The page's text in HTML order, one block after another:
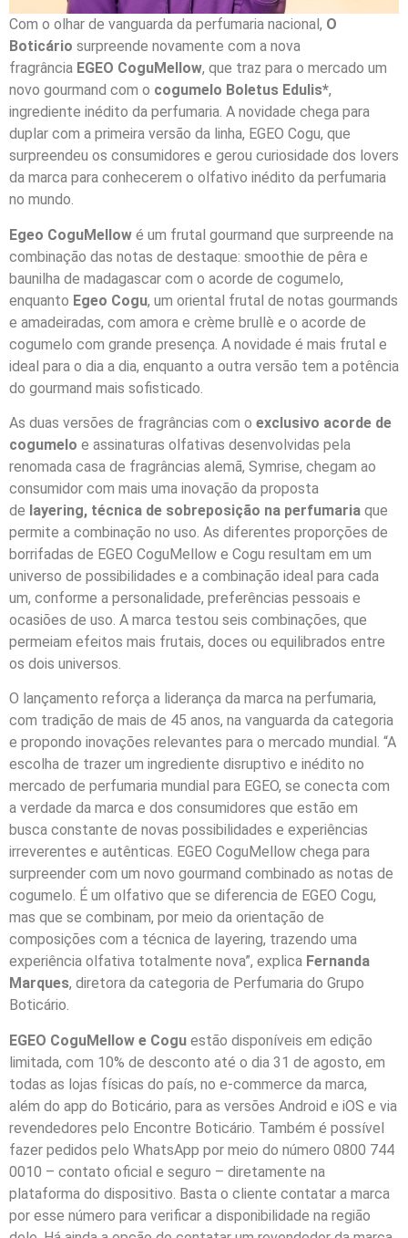
Com o olhar de vanguarda da perfumaria nacional, O
Boticário surpreende novamente com a nova
fragrância EGEO CoguMellow, que traz para o mercado um
novo gourmand com o cogumelo Boletus Edulis*,
ingrediente inédito da perfumaria. A novidade chega para
duplar com a primeira versão da linha, EGEO Cogu, que
surpreendeu os consumidores e gerou curiosidade dos lovers
da marca para conhecerem o olfativo inédito da perfumaria
no mundo.
Egeo CoguMellow é um frutal gourmand que surpreende na
combinação das notas de destaque: smoothie de pêra e
baunilha de madagascar com o acorde de cogumelo,
enquanto Egeo Cogu, um oriental frutal de notas gourmands
e amadeiradas, com amora e crème brullè e o acorde de
cogumelo com grande presença. A novidade é mais frutal e
ideal para o dia a dia, enquanto a outra versão tem a potência
do gourmand mais sofisticado.
As duas versões de fragrâncias com o exclusivo acorde de
cogumelo e assinaturas olfativas desenvolvidas pela
renomada casa de fragrâncias alemã, Symrise, chegam ao
consumidor com mais uma inovação da proposta
de layering, técnica de sobreposição na perfumaria que
permite a combinação no uso. As diferentes proporções de
borrifadas de EGEO CoguMellow e Cogu resultam em um
universo de possibilidades e a combinação ideal para cada
um, conforme a personalidade, preferências pessoais e
ocasiões de uso. A marca testou seis combinações, que
permeiam efeitos mais frutais, doces ou equilibrados entre
os dois universos.
O lançamento reforça a liderança da marca na perfumaria,
com tradição de mais de 45 anos, na vanguarda da categoria
e propondo inovações relevantes para o mercado mundial. “A
escolha de trazer um ingrediente disruptivo e inédito no
mercado de perfumaria mundial para EGEO, se conecta com
a verdade da marca e dos consumidores que estão em
busca constante de novas possibilidades e experiências
irreverentes e autênticas. EGEO CoguMellow chega para
surpreender com um novo gourmand combinado as notas de
cogumelo. É um olfativo que se diferencia de EGEO Cogu,
mas que se combinam, por meio da orientação de
composições com a técnica de layering, trazendo uma
experiência olfativa totalmente nova”, explica Fernanda
Marques, diretora da categoria de Perfumaria do Grupo
Boticário.
EGEO CoguMellow e Cogu estão disponíveis em edição
limitada, com 10% de desconto até o dia 31 de agosto, em
todas as lojas físicas do país, no e-commerce da marca,
além do app do Boticário, para as versões Android e iOS e via
revendedores pelo Encontre Boticário. Também é possível
fazer pedidos pelo WhatsApp por meio do número 0800 744
0010 – contato oficial e seguro – diretamente na
plataforma do dispositivo. Basta o cliente contatar a marca
por esse número para verificar a disponibilidade na região